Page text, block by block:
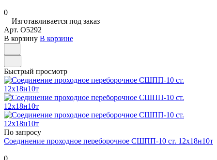
0
Изготавливается под заказ
Арт. O5292
В корзину В корзине
Быстрый просмотр
По запросу
Соединение проходное переборочное СШПП-10 ст. 12х18н10т